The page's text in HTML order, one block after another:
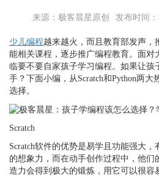
来源：极客晨星原创 发布时间：
少儿编程越来越火，而且教育部发声，
能相关课程，逐步推广编程教育。面对
临要不要自家孩子学习编程。如果让孩
手？下面小编，从Scratch和Python两
选择。
Scratch
Scratch软件的优势是易学且功能强大
的想象力，而在动手创作过程中，他们
造力会得到极大的锻炼，用它可以很容